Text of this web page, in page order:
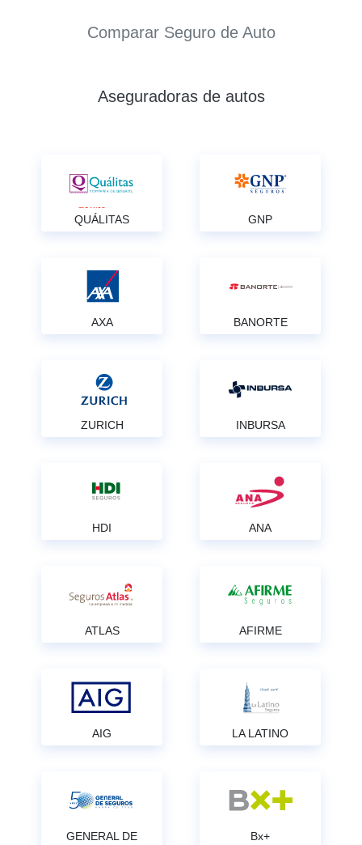
Comparar Seguro de Auto
Aseguradoras de autos
QUÁLITAS GNP
AXA BANORTE
ZURICH INBURSA
HDI ANA
ATLAS AFIRME
AIG LA LATINO
GENERAL DE
Bx+